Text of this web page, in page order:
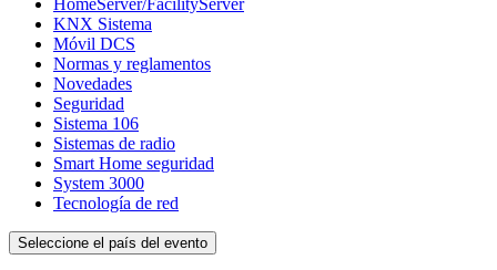
KNX Sistema
Móvil DCS
Normas y reglamentos
Novedades
Seguridad
Sistema 106
Sistemas de radio
Smart Home seguridad
System 3000
Tecnología de red
Seleccione el país del evento